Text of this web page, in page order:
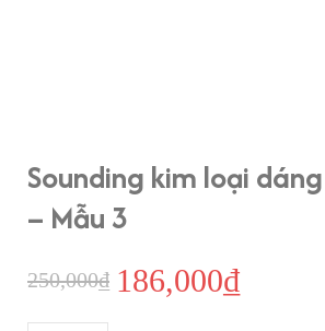
Sounding kim loại
– Mẫu 3
250,000₫ Giá
186,000₫Giá